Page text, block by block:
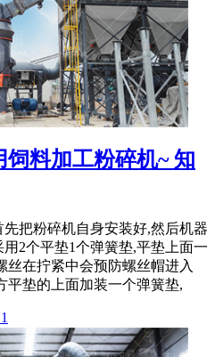
料加工粉碎机~ 知
把粉碎机自身安装好,然后机器
2个平垫1个弹簧垫,平垫上面一
丝在拧紧中会预防螺丝帽进入
平垫的上面加装一个弹簧垫,